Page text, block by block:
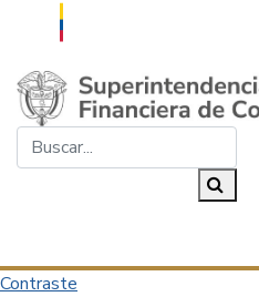
Saltar al contenido principal
Contraste